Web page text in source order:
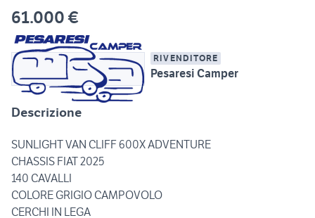
61.000 €
RIVENDITORE
Pesaresi Camper
Descrizione
SUNLIGHT VAN CLIFF 600X ADVENTURE
CHASSIS FIAT 2025
140 CAVALLI
COLORE GRIGIO CAMPOVOLO
CERCHI IN LEGA